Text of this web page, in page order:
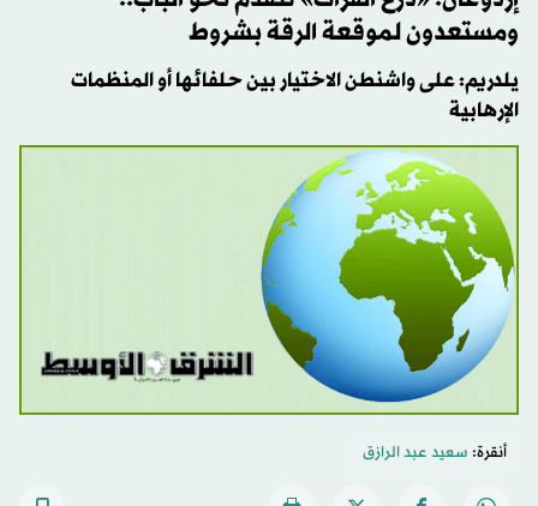
ومستعدون لموقعة الرقة بشروط
يلدريم: على واشنطن الاختيار بين حلفائها أو المنظمات
الإرهابية
أنقرة: سعيد عبد الرازق